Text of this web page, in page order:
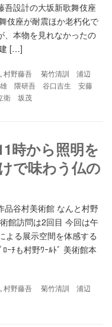
吾設計の大坂新歌舞伎座
伎座が耐震ほか老朽化で
、本物を見れなかったの
[…]
, 村野藤吾 菊竹清訓 浦辺
隈研吾 谷口吉生 安藤
衛 坂茂
時から照明を
で味わう仏の
品谷村美術館 なんと村野
館訪問は2回目 今回は午
よる展示空間を体感する
ｰﾁも村野ﾜｰﾙﾄﾞ 美術館本
, 村野藤吾 菊竹清訓 浦辺